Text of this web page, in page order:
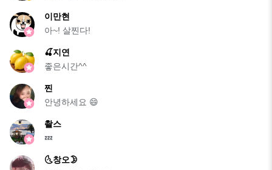
이만현
아~! 살찐다!
🍒지연
좋은시간^^
찐
안녕하세요 😄
촬스
💤
🌜창오🌛